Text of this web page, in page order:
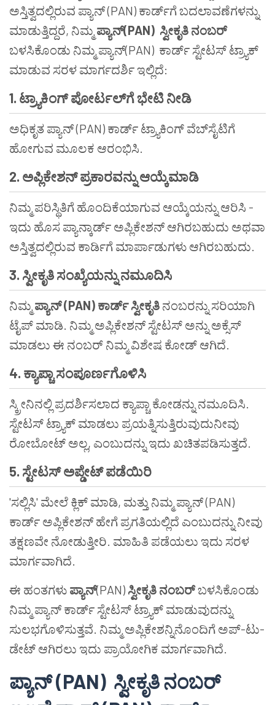
ಅಸ್ತಿತ್ವದಲ್ಲಿರುವ ಪ್ಯಾನ್ (PAN) ಕಾರ್ಡ್‌ಗೆ ಬದಲಾವಣೆಗಳನ್ನು
ಮಾಡುತ್ತಿದ್ದರೆ, ನಿಮ್ಮ ಪ್ಯಾನ್(PAN) ಸ್ವೀಕೃತಿ ನಂಬರ್
ಬಳಸಿಕೊಂಡು ನಿಮ್ಮ ಪ್ಯಾನ್(PAN) ಕಾರ್ಡ್ ಸ್ಟೇಟಸ್ ಟ್ರ್ಯಾಕ್
ಮಾಡುವ ಸರಳ ಮಾರ್ಗದರ್ಶಿ ಇಲ್ಲಿದೆ:
1. ಟ್ರ್ಯಾಕಿಂಗ್ಪೋರ್ಟಲ್ಗೆಭೇಟಿನೀಡಿ
ಅಧಿಕೃತ ಪ್ಯಾನ್ (PAN) ಕಾರ್ಡ್ ಟ್ರ್ಯಾಕಿಂಗ್ ವೆಬ್‌ಸೈಟಿಗೆ
ಹೋಗುವ ಮೂಲಕ ಆರಂಭಿಸಿ.
2. ಅಪ್ಲಿಕೇಶನ್ಪ್ರಕಾರವನ್ನುಆಯ್ಕೆಮಾಡಿ
ನಿಮ್ಮ ಪರಿಸ್ಥಿತಿಗೆ ಹೊಂದಿಕೆಯಾಗುವ ಆಯ್ಕೆಯನ್ನು ಆರಿಸಿ -
ಇದು ಹೊಸ ಪ್ಯಾನ್ಕಾರ್ಡ್ ಅಪ್ಲಿಕೇಶನ್ ಆಗಿರಬಹುದು ಅಥವಾ
ಅಸ್ತಿತ್ವದಲ್ಲಿರುವ ಕಾರ್ಡಿಗೆ ಮಾರ್ಪಾಡುಗಳು ಆಗಿರಬಹುದು.
3. ಸ್ವೀಕೃತಿಸಂಖ್ಯೆಯನ್ನುನಮೂದಿಸಿ
ನಿಮ್ಮ ಪ್ಯಾನ್(PAN) ಕಾರ್ಡ್ ಸ್ವೀಕೃತಿ ನಂಬರನ್ನು ಸರಿಯಾಗಿ
ಟೈಪ್ ಮಾಡಿ. ನಿಮ್ಮ ಅಪ್ಲಿಕೇಶನ್ ಸ್ಟೇಟಸ್ ಅನ್ನು ಅಕ್ಸೆಸ್
ಮಾಡಲು ಈ ನಂಬರ್ ನಿಮ್ಮ ವಿಶೇಷ ಕೋಡ್ ಆಗಿದೆ.
4. ಕ್ಯಾಪ್ಚಾಸಂಪೂರ್ಣಗೊಳಿಸಿ
ಸ್ಕ್ರೀನಿನಲ್ಲಿ ಪ್ರದರ್ಶಿಸಲಾದ ಕ್ಯಾಪ್ಚಾ ಕೋಡನ್ನು ನಮೂದಿಸಿ.
ಸ್ಟೇಟಸ್ ಟ್ರ್ಯಾಕ್ ಮಾಡಲು ಪ್ರಯತ್ನಿಸುತ್ತಿರುವುದುನೀವು
ರೋಬೋಟ್ ಅಲ್ಲ, ಎಂಬುದನ್ನು ಇದು ಖಚಿತಪಡಿಸುತ್ತದೆ.
5. ಸ್ಟೇಟಸ್ಅಪ್ಡೇಟ್ಪಡೆಯಿರಿ
'ಸಲ್ಲಿಸಿ' ಮೇಲೆ ಕ್ಲಿಕ್ ಮಾಡಿ, ಮತ್ತು ನಿಮ್ಮ ಪ್ಯಾನ್ (PAN)
ಕಾರ್ಡ್ ಅಪ್ಲಿಕೇಶನ್ ಹೇಗೆ ಪ್ರಗತಿಯಲ್ಲಿದೆ ಎಂಬುದನ್ನು ನೀವು
ತಕ್ಷಣವೇ ನೋಡುತ್ತೀರಿ. ಮಾಹಿತಿ ಪಡೆಯಲು ಇದು ಸರಳ
ಮಾರ್ಗವಾಗಿದೆ.
ಈ ಹಂತಗಳು ಪ್ಯಾನ್(PAN) ಸ್ವೀಕೃತಿ ನಂಬರ್ಬಳಸಿಕೊಂಡು
ನಿಮ್ಮ ಪ್ಯಾನ್ ಕಾರ್ಡ್ ಸ್ಟೇಟಸ್ ಟ್ರ್ಯಾಕ್ ಮಾಡುವುದನ್ನು
ಸುಲಭಗೊಳಿಸುತ್ತವೆ. ನಿಮ್ಮ ಅಪ್ಲಿಕೇಶನ್ನಿನೊಂದಿಗೆ ಅಪ್-ಟು-
ಡೇಟ್ ಆಗಿರಲು ಇದು ಪ್ರಾಯೋಗಿಕ ಮಾರ್ಗವಾಗಿದೆ.
ಪ್ಯಾನ್(PAN) ಸ್ವೀಕೃತಿನಂಬರ್